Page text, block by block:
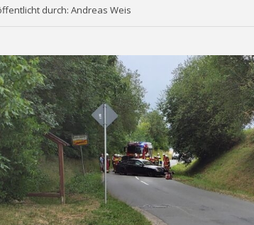
durch: Andreas Weis